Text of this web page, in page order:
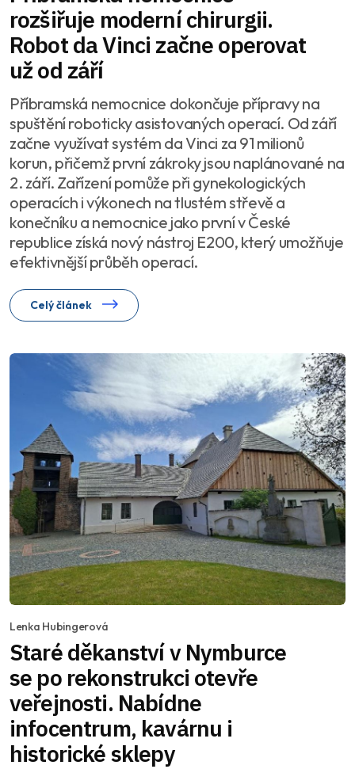
rozšiřuje moderní chirurgii.
Robot da Vinci začne operovat
už od září
Příbramská nemocnice dokončuje přípravy na
spuštění roboticky asistovaných operací. Od září
začne využívat systém da Vinci za 91 milionů
korun, přičemž první zákroky jsou naplánované na
2. září. Zařízení pomůže při gynekologických
operacích i výkonech na tlustém střevě a
konečníku a nemocnice jako první v České
republice získá nový nástroj E200, který umožňuje
efektivnější průběh operací.
Celý článek
Lenka Hubingerová
Staré děkanství v Nymburce
se po rekonstrukci otevře
veřejnosti. Nabídne
infocentrum, kavárnu i
historické sklepy